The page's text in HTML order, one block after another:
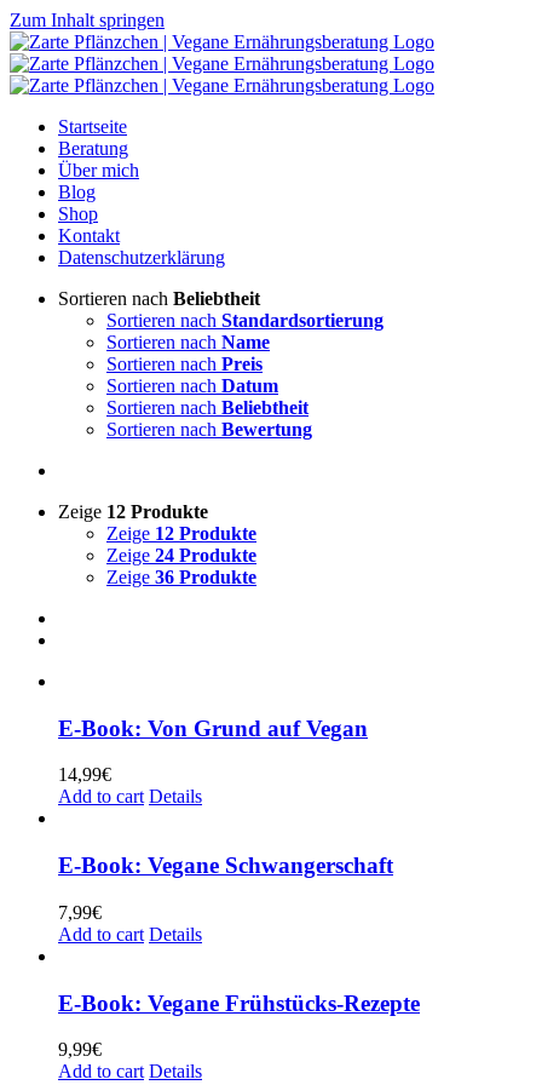
Zum Inhalt springen
Startseite
Beratung
Über mich
Blog
Shop
Kontakt
Datenschutzerklärung
Sortieren nach Beliebtheit
Sortieren nach Standardsortierung
Sortieren nach Name
Sortieren nach Preis
Sortieren nach Datum
Sortieren nach Beliebtheit
Sortieren nach Bewertung
Zeige 12 Produkte
Zeige 12 Produkte
Zeige 24 Produkte
Zeige 36 Produkte
E-Book: Von Grund auf Vegan
14,99€
Add to cart Details
E-Book: Vegane Schwangerschaft
7,99€
Add to cart Details
E-Book: Vegane Frühstücks-Rezepte
9,99€
Add to cart Details